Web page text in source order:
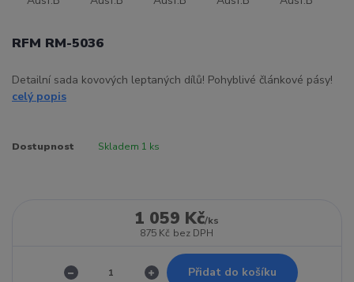
RFM RM-5036
Detailní sada kovových leptaných dílů! Pohyblivé článkové pásy!
celý popis
Dostupnost Skladem 1 ks
1 059 Kč/ks
875 Kč bez DPH
Přidat do košíku